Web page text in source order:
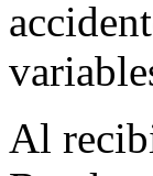
Al